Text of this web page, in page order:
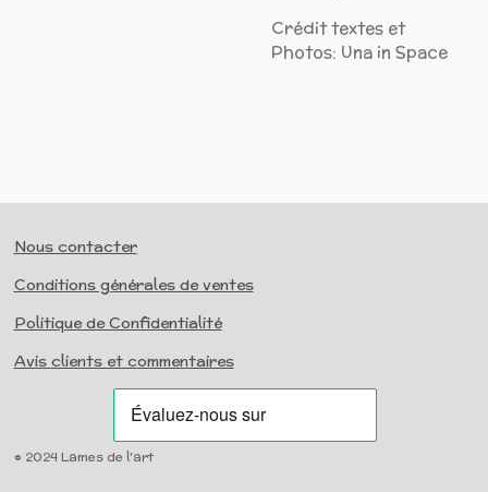
Crédit textes et
Photos: Una in Space
Nous contacter
Conditions générales de ventes
Politique de Confidentialité
Avis clients et commentaires
© 2024 Lames de l'art